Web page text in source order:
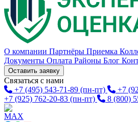
О компании Партнёры Приемка
Документы Оплата Районы Блог
Оставить заявку
Связаться с нами
+7 (495) 543-71-89 (пн-пт) +7
+7 (925) 762-20-83 (пн-пт) 8 (800)